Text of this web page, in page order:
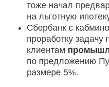
тоже начал
на льготную
Сбербанк с
проработку
клиентам
по предложению
размере 5%.